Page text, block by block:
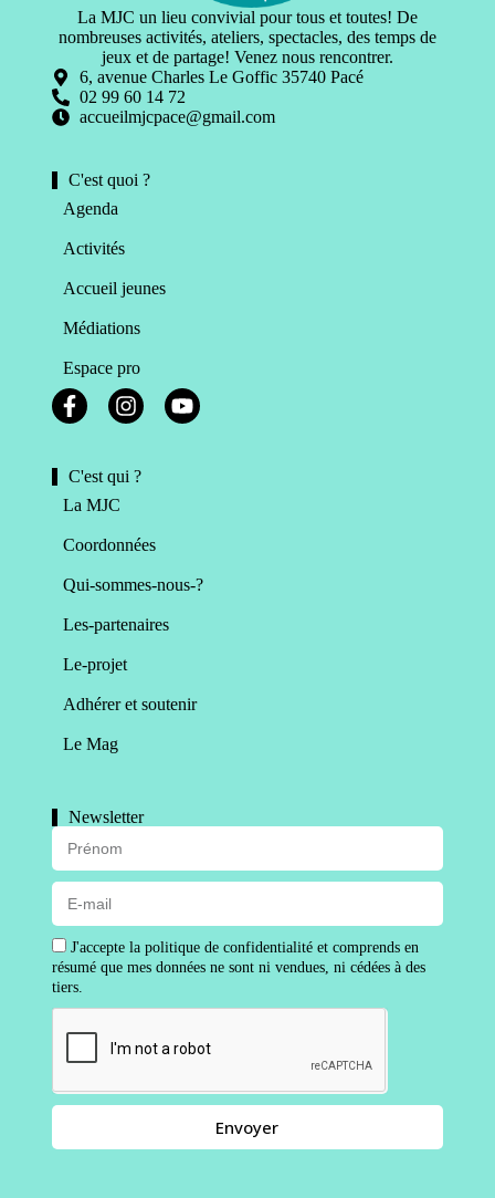
La MJC un lieu convivial pour tous et toutes! De
nombreuses activités, ateliers, spectacles, des temps de
jeux et de partage! Venez nous rencontrer.
6, avenue Charles Le Goffic 35740 Pacé
02 99 60 14 72
accueilmjcpace@gmail.com
C'est quoi ?
Agenda
Activités
Accueil jeunes
Médiations
Espace pro
C'est qui ?
La MJC
Coordonnées
Qui-sommes-nous-?
Les-partenaires
Le-projet
Adhérer et soutenir
Le Mag
Newsletter
J'accepte la politique de confidentialité et comprends en
résumé que mes données ne sont ni vendues, ni cédées à des
tiers.
Envoyer